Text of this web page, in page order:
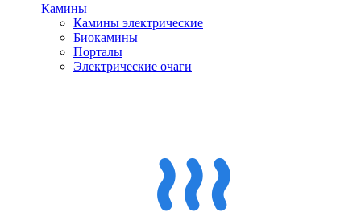
Камины
Камины электрические
Биокамины
Порталы
Электрические очаги